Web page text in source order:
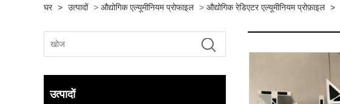
घर > उत्पादों > औद्योगिक एल्यूमीनियम प्रोफाइल > औद्योगिक रेडिएटर एल्यूमीनियम प्रोफ़ाइल >
उत्पादों